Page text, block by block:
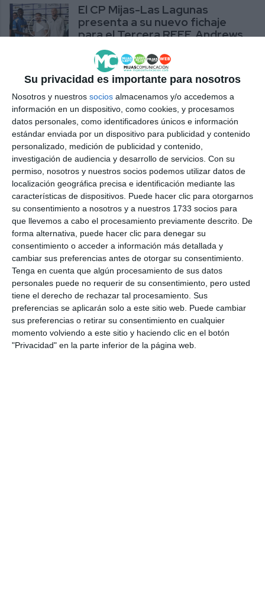
Su privacidad es importante para nosotros
Nosotros y nuestros socios almacenamos y/o accedemos a
información en un dispositivo, como cookies, y procesamos
datos personales, como identificadores únicos e información
estándar enviada por un dispositivo para publicidad y contenido
personalizado, medición de publicidad y contenido,
investigación de audiencia y desarrollo de servicios. Con su
permiso, nosotros y nuestros socios podemos utilizar datos de
localización geográfica precisa e identificación mediante las
características de dispositivos. Puede hacer clic para otorgarnos
su consentimiento a nosotros y a nuestros 1733 socios para
que llevemos a cabo el procesamiento previamente descrito. De
forma alternativa, puede hacer clic para denegar su
consentimiento o acceder a información más detallada y
cambiar sus preferencias antes de otorgar su consentimiento.
Tenga en cuenta que algún procesamiento de sus datos
personales puede no requerir de su consentimiento, pero usted
tiene el derecho de rechazar tal procesamiento. Sus
preferencias se aplicarán solo a este sitio web. Puede cambiar
sus preferencias o retirar su consentimiento en cualquier
momento volviendo a este sitio y haciendo clic en el botón
"Privacidad" en la parte inferior de la página web.
El CP Mijas-Las Lagunas
presenta a su nuevo fichaje
para el Tercera RFEF, Andrews
Kubi
DEPORTES
Marta Ortega: "Es un reto muy
ilusionante, que afronto con
muchas ganas"
DEPORTES
El Poli apuntala la defensa con
tres nuevas incorporaciones
DEPORTES
Renovaciones, fichajes y
despedidas en el BM Mijas
DEPORTES
‘Nuevas’ caras para el
prometedor proyecto de la
sección de baloncesto del CPM
ACTUALIDAD